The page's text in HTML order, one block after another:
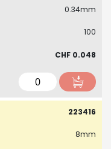
0.34mm
100
CHF 0.048
223416
8mm